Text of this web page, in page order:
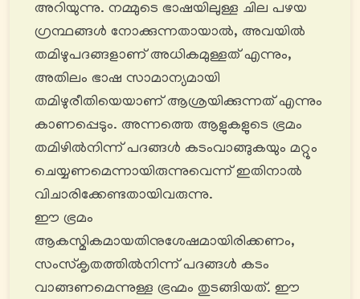
അറിയുന്നു. നമ്മുടെ ഭാഷയിലുള്ള ചില പഴയ
ഗ്രന്ഥങ്ങൾ നോക്കുന്നതായാൽ, അവയില്‍
തമിഴുപദങ്ങളാണ് അധികമുള്ളത് എന്നും,
അതിലം ഭാഷ സാമാന്യമായി
തമിഴുരീതിയെയാണ് ആശ്രയിക്കുന്നത് എന്നും
കാണപ്പെടും. അന്നത്തെ ആളുകളുടെ ഭ്രമം
തമിഴിൽനിന്ന് പദങ്ങൾ കടംവാങ്ങുകയും മറ്റും
ചെയ്യണമെന്നായിരുന്നുവെന്ന് ഇതിനാൽ
വിചാരിക്കേണ്ടതായിവരുന്നു.
ഈ ഭ്രമം
ആകസ്മികമായതിനുശേഷമായിരിക്കണം,
സംസ്കൃതത്തിൽനിന്ന് പദങ്ങൾ കടം
വാങ്ങണമെന്നുള്ള ഭ്രഹ്മം തുടങ്ങിയത്. ഈ